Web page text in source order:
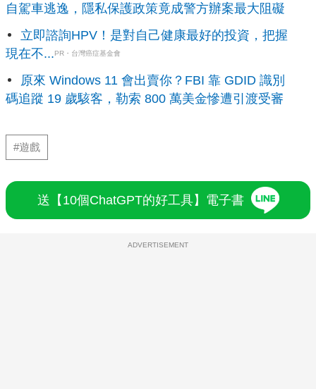
自駕車逃逸，隱私保護政策竟成警方辦案最大阻礙
立即諮詢HPV！是對自己健康最好的投資，把握
現在不...PR・台灣癌症基金會
原來 Windows 11 會出賣你？FBI 靠 GDID 識別
碼追蹤 19 歲駭客，勒索 800 萬美金慘遭引渡受審
#遊戲
送【10個ChatGPT的好工具】電子書
ADVERTISEMENT